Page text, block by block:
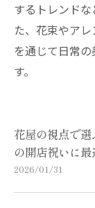
するトレンド
た、花束やア
を通じて日常
す。
花屋の視点で
の開店祝いに
2026/01/31